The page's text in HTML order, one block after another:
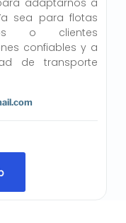
adaptarnos a
sea para flotas
o clientes
confiables y a
de transporte